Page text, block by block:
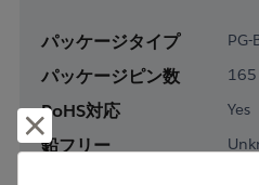
パッケージタイプ PG-
パッケージピン数 165
RoHS対応 Yes
鉛フリー
却下して閉じる